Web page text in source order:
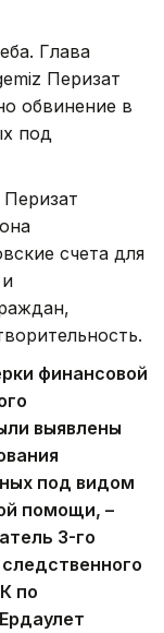
Глава
Перизат
обвинение в
под
счета для
финансовой
выявлены
под видом
помощи, –
3-го
по